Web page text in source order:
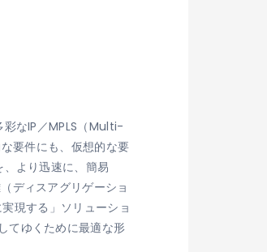
彩なIP／MPLS（Multi-
要件にも、仮想的な要
より迅速に、簡易
ディスアグリゲーショ
現する」ソリューショ
てゆくために最適な形